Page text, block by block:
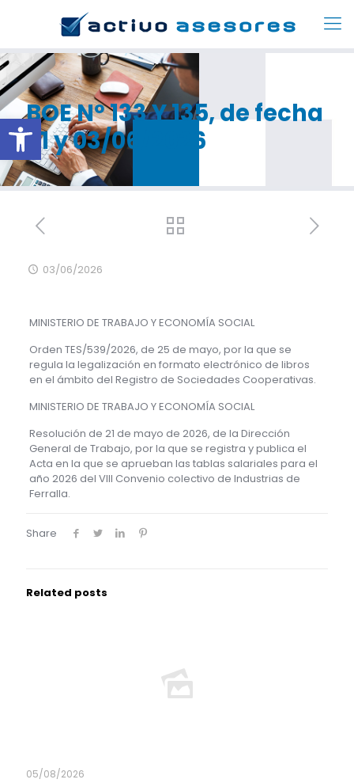
Abrir barra de herramientas
BOE Nº 133 Y 135, de fecha
01 y 03/06/2026
03/06/2026
MINISTERIO DE TRABAJO Y ECONOMÍA SOCIAL
Orden TES/539/2026, de 25 de mayo, por la que se
regula la legalización en formato electrónico de libros
en el ámbito del Registro de Sociedades Cooperativas.
MINISTERIO DE TRABAJO Y ECONOMÍA SOCIAL
Resolución de 21 de mayo de 2026, de la Dirección
General de Trabajo, por la que se registra y publica el
Acta en la que se aprueban las tablas salariales para el
año 2026 del VIII Convenio colectivo de Industrias de
Ferralla.
Share
Related posts
05/08/2026